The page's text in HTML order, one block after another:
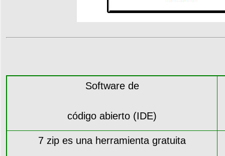
Software de
código abierto (IDE)
7 zip es una herramienta gratuita